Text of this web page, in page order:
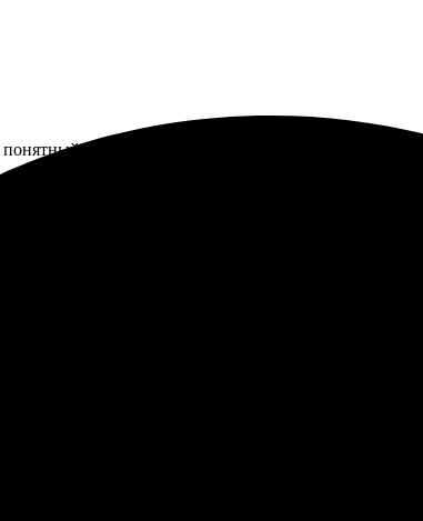
картинки легко подгрузил. Доставка
Очень удобно, что можно всё оформить онлайн.
комфортно работать с интерфейсом сайта.
всем попробовать, не пожалеете!